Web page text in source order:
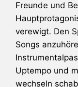
Freunde und
verewigt. Den
Songs
Uptempo und
wechseln